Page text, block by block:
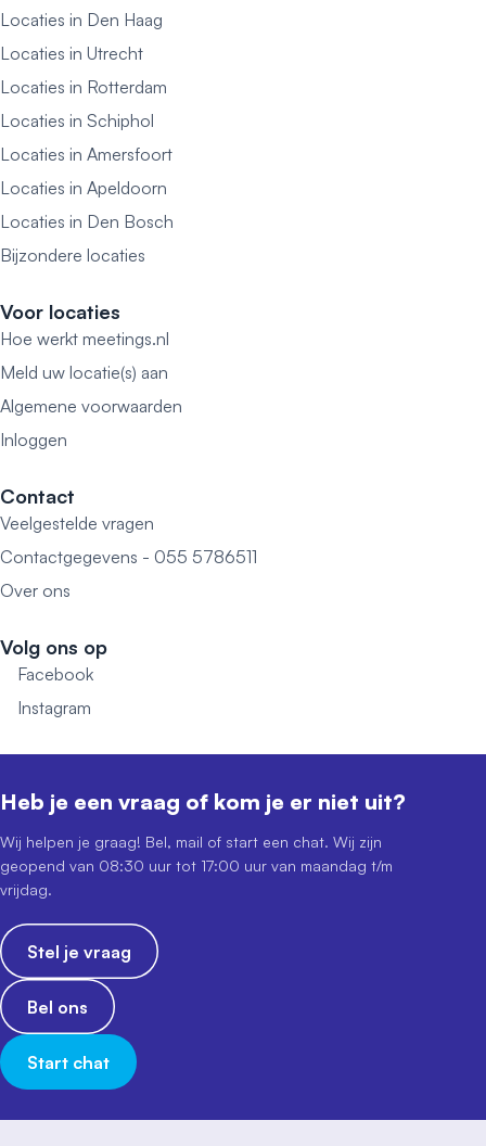
Locaties in Den Haag
Locaties in Utrecht
Locaties in Rotterdam
Locaties in Schiphol
Locaties in Amersfoort
Locaties in Apeldoorn
Locaties in Den Bosch
Bijzondere locaties
Voor locaties
Hoe werkt meetings.nl
Meld uw locatie(s) aan
Algemene voorwaarden
Inloggen
Contact
Veelgestelde vragen
Contactgegevens - 055 5786511
Over ons
Volg ons op
Facebook
Instagram
Heb je een vraag of kom je er niet uit?
Wij helpen je graag! Bel, mail of start een chat. Wij zijn
geopend van 08:30 uur tot 17:00 uur van maandag t/m
vrijdag.
Stel je vraag
Bel ons
Start chat